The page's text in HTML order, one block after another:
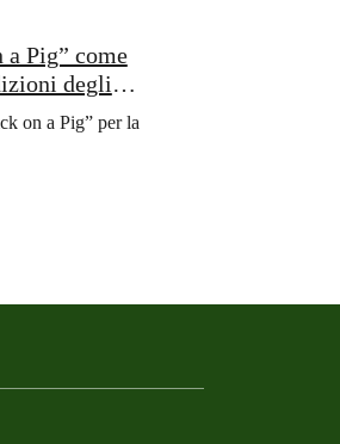
Pig” come
degli
on a Pig” per la